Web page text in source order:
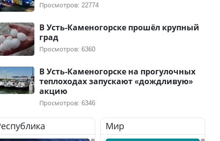
Просмотров: 22774
В Усть-Каменогорске прошёл крупный
град
Просмотров: 6360
В Усть-Каменогорске на прогулочных
теплоходах запускают «дождливую»
акцию
Просмотров: 6346
Мир